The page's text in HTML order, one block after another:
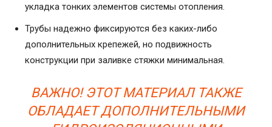
укладка тонких элементов системы отопления.
Трубы надежно фиксируются без каких-либо
дополнительных крепежей, но подвижность
конструкции при заливке стяжки минимальная.
ВАЖНО! ЭТОТ МАТЕРИАЛ ТАКЖЕ
ОБЛАДАЕТ ДОПОЛНИТЕЛЬНЫМИ